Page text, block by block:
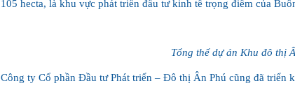
105 hecta, là khu vực phát triển đầu tư kinh tế trọng điểm của
Tổng thể dự án Khu đô thị
Công ty Cổ phần Đầu tư Phát triển – Đô thị Ân Phú cũng đã triển